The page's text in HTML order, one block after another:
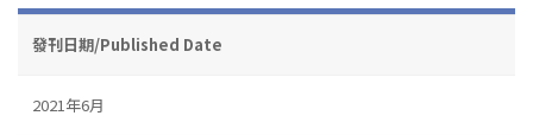
發刊日期/Published Date
2021年6月